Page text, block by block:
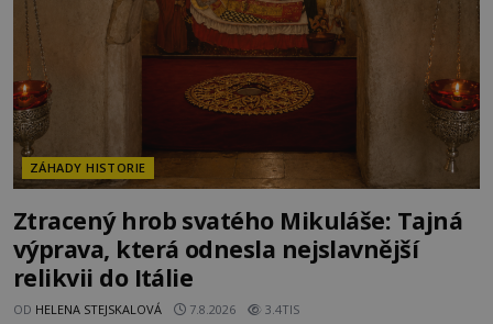
ZÁHADY HISTORIE
Ztracený hrob svatého Mikuláše: Tajná
výprava, která odnesla nejslavnější
relikvii do Itálie
OD HELENA STEJSKALOVÁ 7.8.2026 3.4TIS